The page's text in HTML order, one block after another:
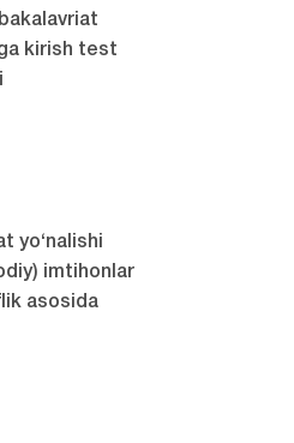
kirish test
yo‘nalishi
imtihonlar
asosida